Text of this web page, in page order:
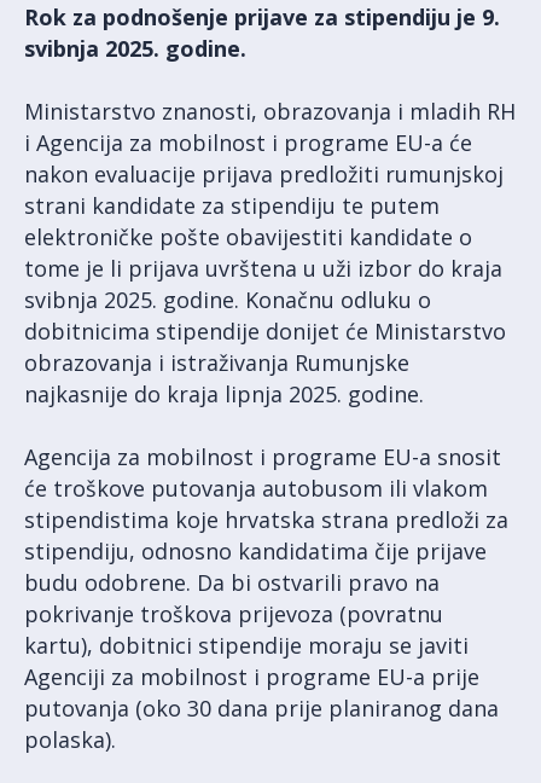
Rok za podnošenje prijave za stipendiju je 9.
svibnja 2025. godine.
Ministarstvo znanosti, obrazovanja i mladih RH
i Agencija za mobilnost i programe EU-a će
nakon evaluacije prijava predložiti rumunjskoj
strani kandidate za stipendiju te putem
elektroničke pošte obavijestiti kandidate o
tome je li prijava uvrštena u uži izbor do kraja
svibnja 2025. godine. Konačnu odluku o
dobitnicima stipendije donijet će Ministarstvo
obrazovanja i istraživanja Rumunjske
najkasnije do kraja lipnja 2025. godine.
Agencija za mobilnost i programe EU-a snosit
će troškove putovanja autobusom ili vlakom
stipendistima koje hrvatska strana predloži za
stipendiju, odnosno kandidatima čije prijave
budu odobrene. Da bi ostvarili pravo na
pokrivanje troškova prijevoza (povratnu
kartu), dobitnici stipendije moraju se javiti
Agenciji za mobilnost i programe EU-a prije
putovanja (oko 30 dana prije planiranog dana
polaska).